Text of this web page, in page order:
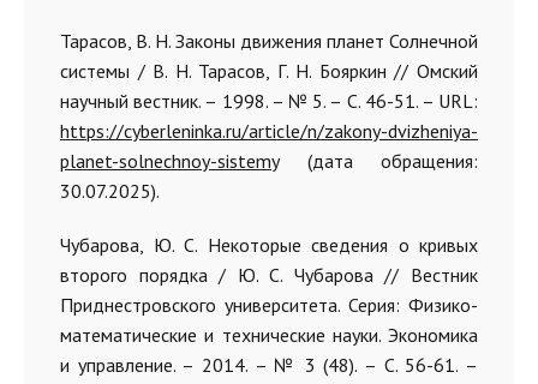
Тарасов, В. Н. Законы движения планет Солнечной
системы / В. Н. Тарасов, Г. Н. Бояркин // Омский
научный вестник. – 1998. – № 5. – С. 46-51. – URL:
https://cyberleninka.ru/article/n/zakony-dvizheniya-
planet-solnechnoy-sistemy(дата обращения:
30.07.2025).
Чубарова, Ю. С. Некоторые сведения о кривых
второго порядка / Ю. С. Чубарова // Вестник
Приднестровского университета. Серия: Физико-
математические и технические науки. Экономика
и управление. – 2014. – № 3 (48). – С. 56-61. –